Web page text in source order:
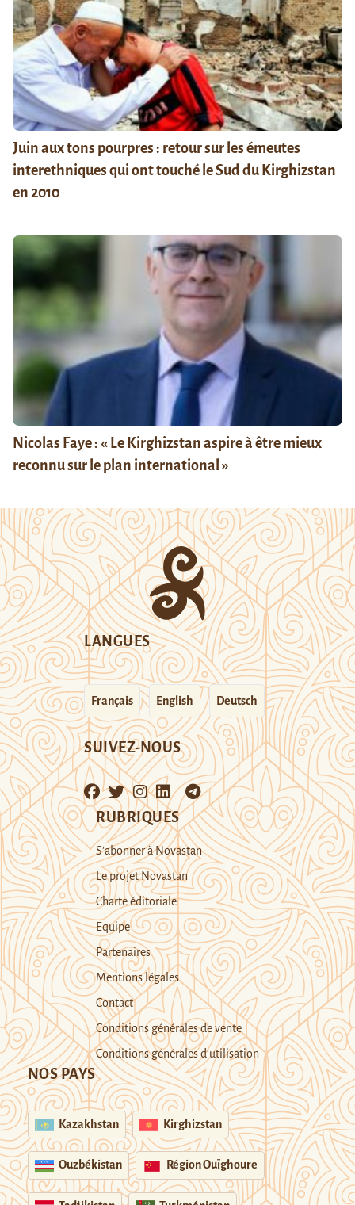
Juin aux tons pourpres : retour sur les émeutes
interethniques qui ont touché le Sud du Kirghizstan
en 2010
Nicolas Faye : « Le Kirghizstan aspire à être mieux
reconnu sur le plan international »
LANGUES
Français English Deutsch
SUIVEZ-NOUS
RUBRIQUES
S’abonner à Novastan
Le projet Novastan
Charte éditoriale
Equipe
Partenaires
Mentions légales
Contact
Conditions générales de vente
Conditions générales d’utilisation
NOS PAYS
Kazakhstan Kirghizstan
Ouzbékistan Région Ouïghoure